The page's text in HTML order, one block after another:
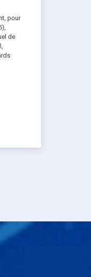
pour
de